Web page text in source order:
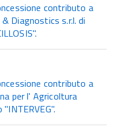
contributo a
Diagnostics s.r.l. di
contributo a
per l' Agricoltura